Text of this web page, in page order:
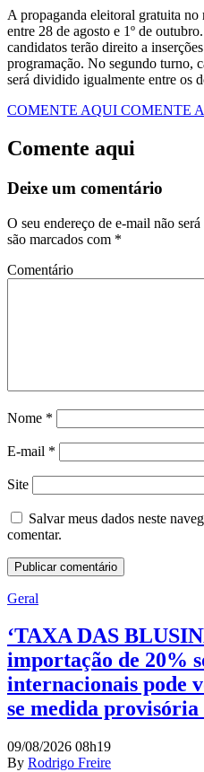
A propaganda eleitoral gratuita no
entre 28 de agosto e 1º de
candidatos terão direito a
programação. No segundo turno,
será dividido igualmente entre os
COMENTE AQUI COMENTE
Comente aqui
Deixe um comentário
O seu endereço de e-mail não
são marcados com *
Comentário
Nome *
E-mail *
Site
Salvar meus dados neste
comentar.
Geral
‘TAXA DAS
importação de 20%
internacionais pode
se medida
09/08/2026 08h19
By Rodrigo Freire